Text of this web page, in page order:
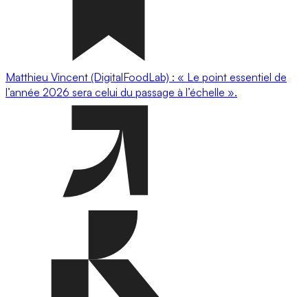
Matthieu Vincent (DigitalFoodLab) : « Le point essentiel de
l’année 2026 sera celui du passage à l’échelle ».